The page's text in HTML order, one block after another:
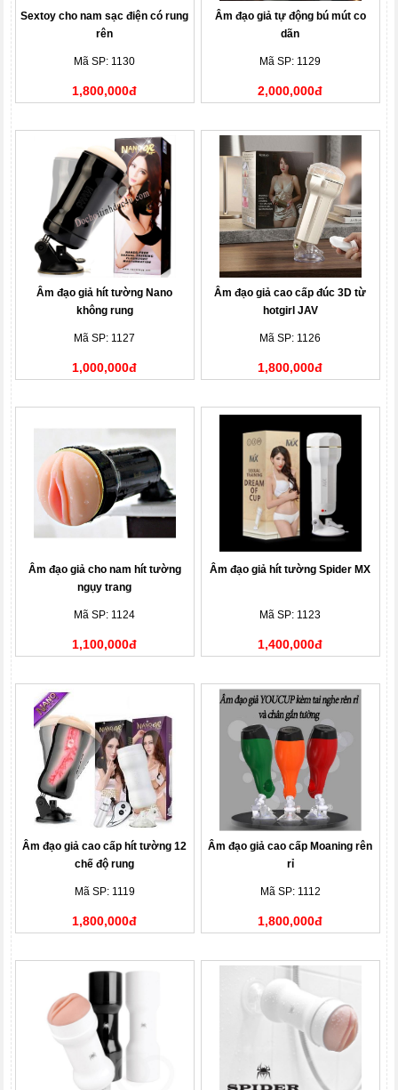
Sextoy cho nam sạc điện có rung
rên
Mã SP: 1130
1,800,000đ
Âm đạo giả tự động bú mút co
dãn
Mã SP: 1129
2,000,000đ
Âm đạo giả hít tường Nano
không rung
Mã SP: 1127
1,000,000đ
Âm đạo giả cao cấp đúc 3D từ
hotgirl JAV
Mã SP: 1126
1,800,000đ
Âm đạo giả cho nam hít tường
ngụy trang
Mã SP: 1124
1,100,000đ
Âm đạo giả hít tường Spider MX
Mã SP: 1123
1,400,000đ
Âm đạo giả cao cấp hít tường 12
chế độ rung
Mã SP: 1119
1,800,000đ
Âm đạo giả cao cấp Moaning rên
rỉ
Mã SP: 1112
1,800,000đ